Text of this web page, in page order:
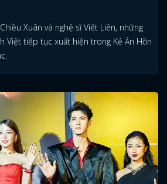
Xuân và nghệ sĩ Viết Liên, những
Việt tiếp tục xuất hiện trong Kẻ Ăn Hồn